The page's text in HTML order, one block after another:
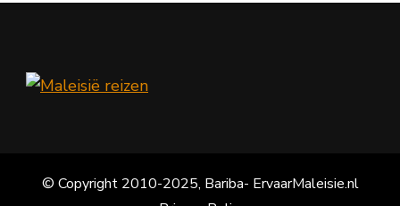
© Copyright 2010-2025, Bariba- ErvaarMaleisie.nl